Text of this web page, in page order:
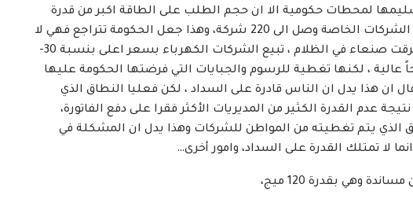
لمحطات حكومية الا ان حجم الطلب على الطاقة اكبر من قدرة
التوليد الحكومي في صنعاء منفردة ، فعدد الشركات الخاصة وصل الى 220 شركة، وهذا جعل الحكومة تتراجع فهي لا
تمتلك البديل لتوليد القطاع الخاص والا غرقت صنعاء في الظلام ، تبيع الشركات الكهرباء بسعر اعلى بنسبة 30-
عالية ، لكنها تغطية للرسوم والجبايات التي فرضتها الحكومة عليها
ان هذا يدل ان الناس قادرة على السداد ، لكن فعليا النطاق الذي
الكهرباء الخاصة لا تتجاوز 20-25% نتيجة عدم القدرة الكثير من المديريات الأكثر فقرا على دفع الفاتورة،
السداد 100% في النطاق الذي يتم تغطيته من المواطن للشركات وهذا يدل ان المشكلة في
لا تمتلك القدرة على السداد، وامور أخرى…
وهي بقدرة 120 ميج،